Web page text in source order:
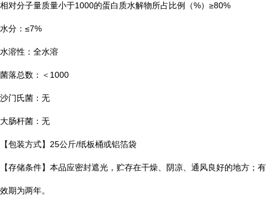
相对分子量质量小于1000的蛋白质水解物所占比例（%）≥80%
水分：≤7%
水溶性：全水溶
菌落总数：＜1000
沙门氏菌：无
大肠杆菌：无
【包装方式】25公斤/纸板桶或铝箔袋
【存储条件】本品应密封遮光，贮存在干燥、阴凉、通风良好的地方；有
效期为两年。